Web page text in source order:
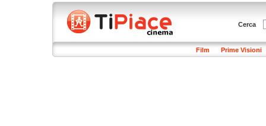
Cerca
Film Prime Visioni